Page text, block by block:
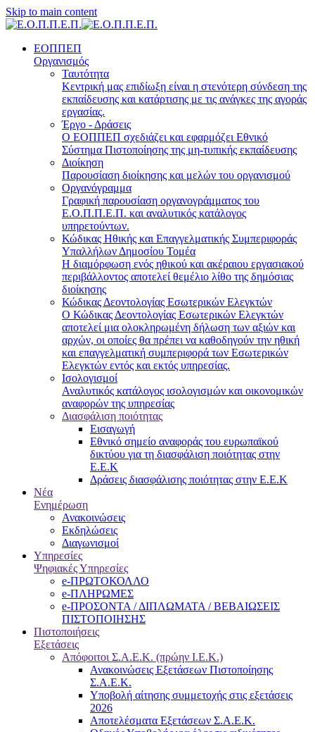
Skip to main content
ΕΟΠΠΕΠ
Οργανισμός
Ταυτότητα
Κεντρική μας επιδίωξη είναι η στενότερη σύνδεση της
εκπαίδευσης και κατάρτισης με τις ανάγκες της αγοράς
εργασίας.
Έργο - Δράσεις
Ο ΕΟΠΠΕΠ σχεδιάζει και εφαρμόζει Eθνικό
Σύστημα Πιστοποίησης της μη-τυπικής εκπαίδευσης
Διοίκηση
Παρουσίαση διοίκησης και μελών του οργανισμού
Οργανόγραμμα
Γραφική παρουσίαση οργανογράμματος του
Ε.Ο.Π.Π.Ε.Π. και αναλυτικός κατάλογος
υπηρετούντων.
Κώδικας Ηθικής και Επαγγελματικής Συμπεριφοράς
Υπαλλήλων Δημοσίου Τομέα
Η διαμόρφωση ενός ηθικού και ακέραιου εργασιακού
περιβάλλοντος αποτελεί θεμέλιο λίθο της δημόσιας
διοίκησης
Κώδικας Δεοντολογίας Εσωτερικών Ελεγκτών
Ο Κώδικας Δεοντολογίας Εσωτερικών Ελεγκτών
αποτελεί μια ολοκληρωμένη δήλωση των αξιών και
αρχών, οι οποίες θα πρέπει να καθοδηγούν την ηθική
και επαγγελματική συμπεριφορά των Εσωτερικών
Ελεγκτών εντός και εκτός υπηρεσίας.
Ισολογισμοί
Αναλυτικός κατάλογος ισολογισμών και οικονομικών
αναφορών της υπηρεσίας
Διασφάλιση ποιότητας
Εισαγωγή
Εθνικό σημείο αναφοράς του ευρωπαϊκού
δικτύου για τη διασφάλιση ποιότητας στην
Ε.Ε.Κ
Δράσεις διασφάλισης ποιότητας στην Ε.Ε.Κ
Νέα
Ενημέρωση
Ανακοινώσεις
Εκδηλώσεις
Διαγωνισμοί
Υπηρεσίες
Ψηφιακές Υπηρεσίες
e-ΠΡΩΤΟΚΟΛΛΟ
e-ΠΛΗΡΩΜΕΣ
e-ΠΡΟΣΟΝΤΑ / ΔΙΠΛΩΜΑΤΑ / ΒΕΒΑΙΩΣΕΙΣ
ΠΙΣΤΟΠΟΙΗΣΗΣ
Πιστοποιήσεις
Εξετάσεις
Απόφοιτοι Σ.Α.Ε.Κ. (πρώην Ι.Ε.Κ.)
Ανακοινώσεις Εξετάσεων Πιστοποίησης
Σ.Α.Ε.Κ.
Υποβολή αίτησης συμμετοχής στις εξετάσεις
2026
Αποτελέσματα Εξετάσεων Σ.Α.Ε.Κ.